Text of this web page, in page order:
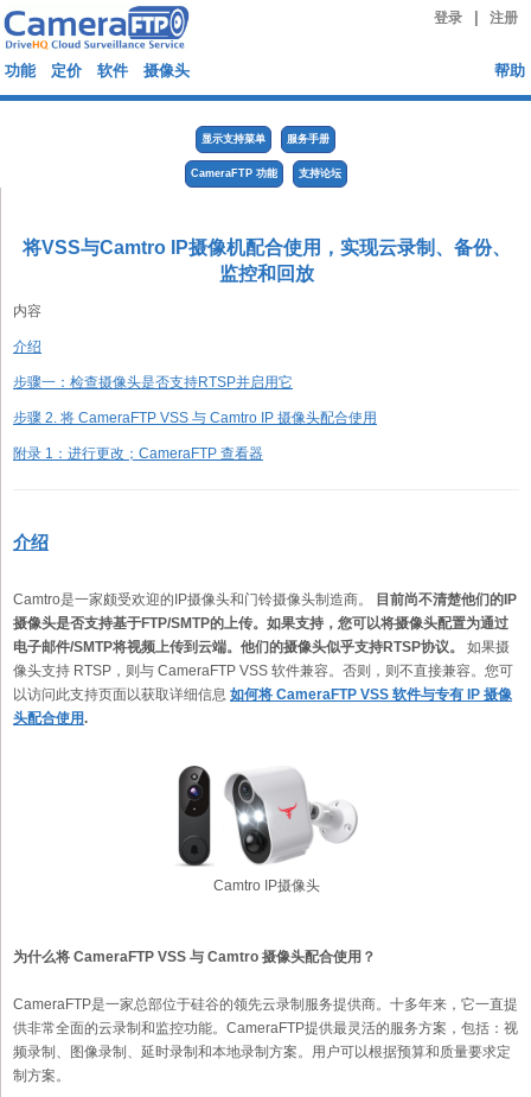
登录 注册
功能 定价 软件 摄像头 帮助
显示支持菜单 服务手册
CameraFTP 功能 支持论坛
将VSS与Camtro IP摄像机配合使用，实现云录制、备份、
监控和回放
内容
介绍
步骤一：检查摄像头是否支持RTSP并启用它
步骤 2. 将 CameraFTP VSS 与 Camtro IP 摄像头配合使用
附录 1：进行更改；CameraFTP 查看器
介绍
Camtro是一家颇受欢迎的IP摄像头和门铃摄像头制造商。
目前尚不清楚他们的IP
摄像头是否支持基于FTP/SMTP的上传。如果支持，您可以将摄像头配置为通过
电子邮件/SMTP将视频上传到云端。他们的摄像头似乎支持RTSP协议。 如果摄
像头支持 RTSP，则与 CameraFTP VSS 软件兼容。否则，则不直接兼容。您可
以访问此支持页面以获取详细信息 如何将 CameraFTP VSS 软件与专有 IP 摄像
头配合使用.
Camtro IP摄像头
为什么将 CameraFTP VSS 与 Camtro 摄像头配合使用？
CameraFTP是一家总部位于硅谷的领先云录制服务提供商。十多年来，它一直提
供非常全面的云录制和监控功能。CameraFTP提供最灵活的服务方案，包括：视
频录制、图像录制、延时录制和本地录制方案。用户可以根据预算和质量要求定
制方案。